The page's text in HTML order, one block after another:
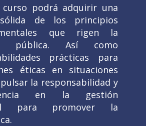
curso podrá adquirir una
de los principios
que rigen la
pública. Así como
prácticas para
éticas en situaciones
la responsabilidad y
en la gestión
para promover la